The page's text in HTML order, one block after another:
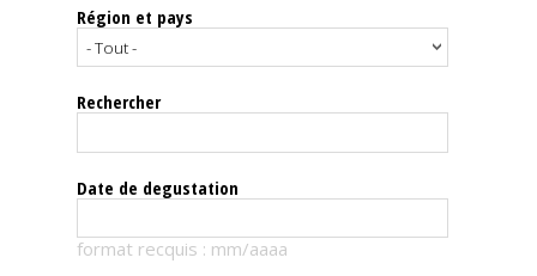
dégustation
Le
magazine
Télécharger
Région et pays
Rechercher
Date de degustation
format recquis : mm/aaaa